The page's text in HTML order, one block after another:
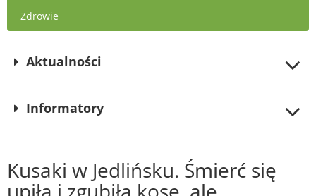
Zdrowie
Aktualności
Informatory
Kusaki w Jedlińsku. Śmierć się